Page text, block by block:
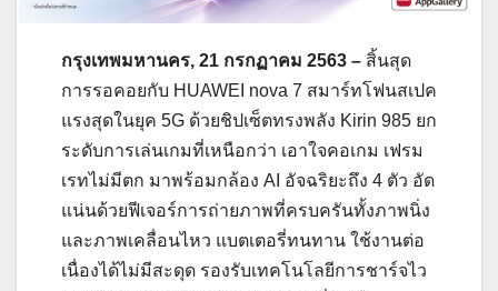
กรุงเทพมหานคร, 21 กรกฏาคม 2563 – สิ้นสุด
การรอคอยกับ HUAWEI nova 7 สมาร์ทโฟนสเปค
แรงสุดในยุค 5G ด้วยชิปเซ็ตทรงพลัง Kirin 985 ยก
ระดับการเล่นเกมที่เหนือกว่า เอาใจคอเกม เฟรม
เรทไม่มีตก มาพร้อมกล้อง AI อัจฉริยะถึง 4 ตัว อัด
แน่นด้วยฟีเจอร์การถ่ายภาพที่ครบครันทั้งภาพนิ่ง
และภาพเคลื่อนไหว แบตเตอรี่ทนทาน ใช้งานต่อ
เนื่องได้ไม่มีสะดุด รองรับเทคโนโลยีการชาร์จไว